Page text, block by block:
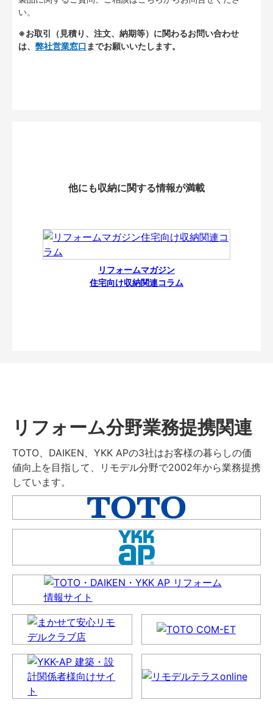
い。
※お取引（見積り、注文、納期等）に関わるお問い合わせ
は、 弊社営業窓口 までお願いいたします。
他にも収納に関する情報が満載
リフォームマガジン
住宅向け収納関連コラム
リフォーム分野業務提携関連
TOTO、DAIKEN、YKK APの3社はお客様の暮らしの価
値向上を目指して、リモデル分野で2002年から業務提携
しています。